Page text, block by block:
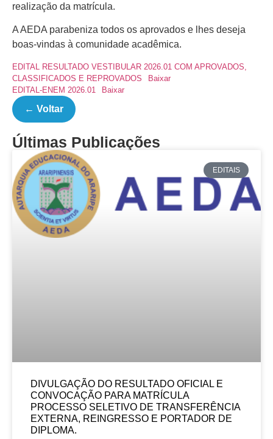
realização da matrícula.
A AEDA parabeniza todos os aprovados e lhes deseja
boas-vindas à comunidade acadêmica.
EDITAL RESULTADO VESTIBULAR 2026.01 COM APROVADOS,
CLASSIFICADOS E REPROVADOS
Baixar
EDITAL-ENEM 2026.01
Baixar
← Voltar
Últimas Publicações
EDITAIS
DIVULGAÇÃO DO RESULTADO OFICIAL E
CONVOCAÇÃO PARA MATRÍCULA
PROCESSO SELETIVO DE TRANSFERÊNCIA
EXTERNA, REINGRESSO E PORTADOR DE
DIPLOMA.